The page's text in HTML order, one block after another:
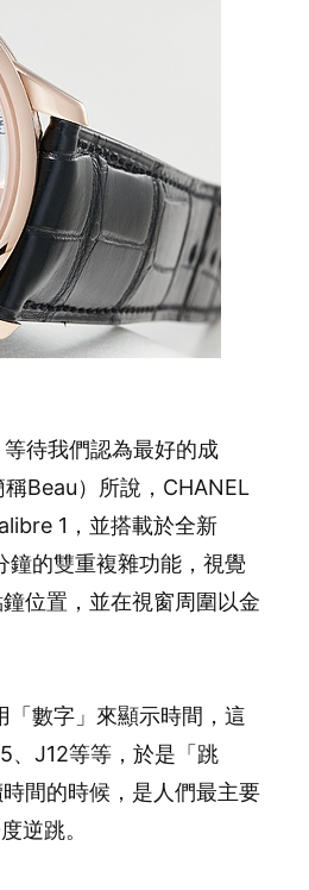
待我們認為最好的成
Beau）所說，CHANEL
1，並搭載於全新
的雙重複雜功能，視覺
位置，並在視窗周圍以金
「數字」來顯示時間，這
、J12等等，於是「跳
間的時候，是人們最主要
逆跳。